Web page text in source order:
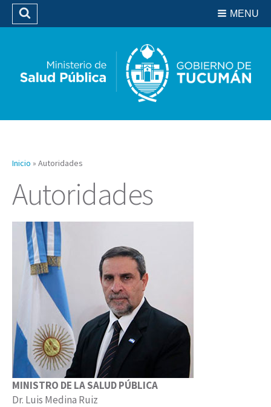
Biblioteca
MENU
Buscar
Inicio » Autoridades
Autoridades
MINISTRO DE LA SALUD PÚBLICA
Dr. Luis Medina Ruiz